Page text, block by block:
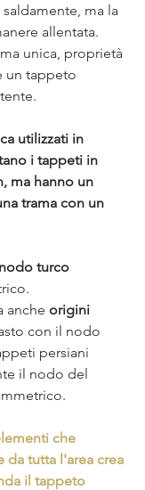
ma la
allentata.
unica, proprietà
un tappeto
utilizzati in
i tappeti in
ma hanno un
trama con un
nodo turco
anche origini
con il nodo
persiani
il nodo del
che
da tutta l'area crea
il tappeto